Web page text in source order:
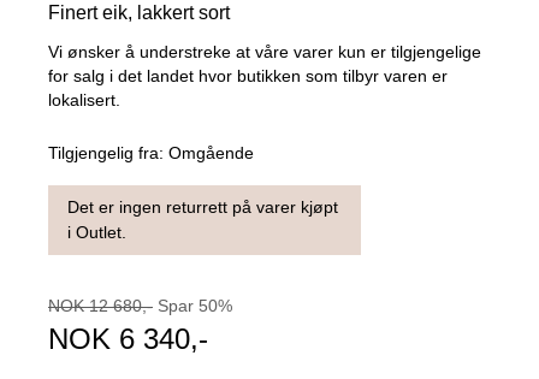
Finert eik, lakkert sort
Vi ønsker å understreke at våre varer kun er tilgjengelige
for salg i det landet hvor butikken som tilbyr varen er
lokalisert.
Tilgjengelig fra: Omgående
Det er ingen returrett på varer kjøpt
i Outlet.
NOK 12 680,- Spar 50%
NOK 6 340,-